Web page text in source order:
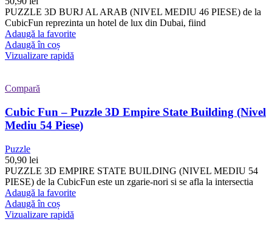
PUZZLE 3D BURJ AL ARAB (NIVEL MEDIU 46 PIESE) de la
CubicFun reprezinta un hotel de lux din Dubai, fiind
Adaugă la favorite
Adaugă în coș
Vizualizare rapidă
Compară
Cubic Fun – Puzzle 3D Empire State Building (Nivel
Mediu 54 Piese)
Puzzle
50,90 lei
PUZZLE 3D EMPIRE STATE BUILDING (NIVEL MEDIU 54
PIESE) de la CubicFun este un zgarie-nori si se afla la intersectia
Adaugă la favorite
Adaugă în coș
Vizualizare rapidă